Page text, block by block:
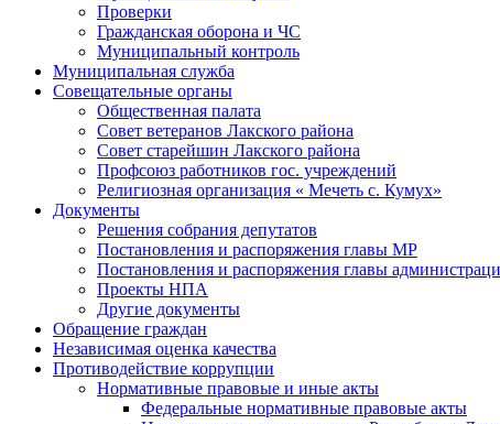
Проверки
Гражданская оборона и ЧС
Муниципальный контроль
Муниципальная служба
Совещательные органы
Общественная палата
Совет ветеранов Лакского района
Совет старейшин Лакского района
Профсоюз работников гос. учреждений
Религиозная организация « Мечеть с. Кумух»
Документы
Решения собрания депутатов
Постановления и распоряжения главы МР
Постановления и распоряжения главы
Проекты НПА
Другие документы
Обращение граждан
Независимая оценка качества
Противодействие коррупции
Нормативные правовые и иные акты
Федеральные нормативные правовые акты